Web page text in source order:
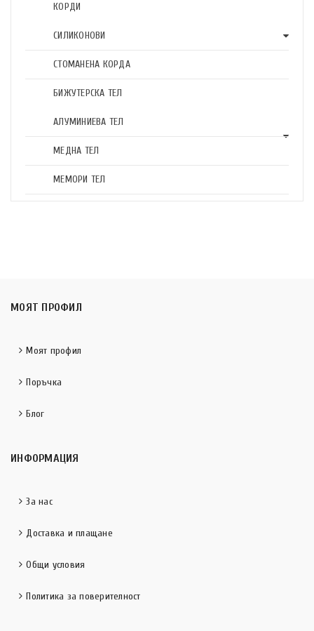
КОРДИ
СИЛИКОНОВИ
СТОМАНЕНА КОРДА
БИЖУТЕРСКА ТЕЛ
АЛУМИНИЕВА ТЕЛ
МЕДНА ТЕЛ
МЕМОРИ ТЕЛ
МОЯТ ПРОФИЛ
Моят профил
Поръчка
Блог
ИНФОРМАЦИЯ
За нас
Доставка и плащане
Общи условия
Политика за поверителност